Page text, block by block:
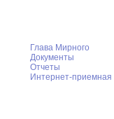
Глава Мирного
Документы
Отчеты
Интернет-приемная